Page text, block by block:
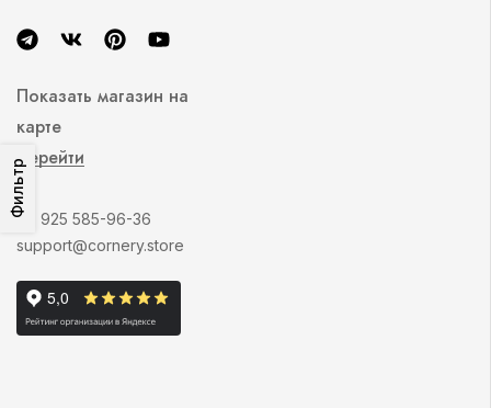
Фильтр
Показать магазин на
карте
Перейти
+7 925 585-96-36
support@cornery.store